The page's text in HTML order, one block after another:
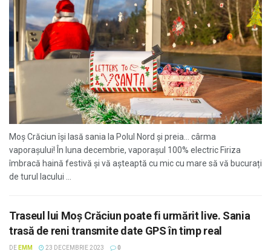
Moș Crăciun își lasă sania la Polul Nord și preia… cârma
vaporașului! În luna decembrie, vaporașul 100% electric Firiza
îmbracă haină festivă și vă așteaptă cu mic cu mare să vă bucurați
de turul lacului ...
Traseul lui Moș Crăciun poate fi urmărit live. Sania
trasă de reni transmite date GPS în timp real
DE EMM 23 DECEMBRIE 2023 0